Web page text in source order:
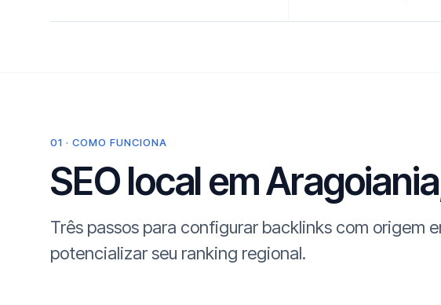
01 · COMO FUNCIONA
SEO local em
Três passos para configurar backlinks com origem
potencializar seu ranking regional.